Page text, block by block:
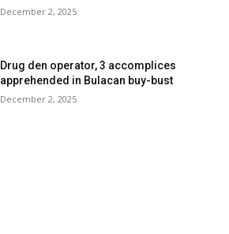
December 2, 2025
Drug den operator, 3 accomplices
apprehended in Bulacan buy-bust
December 2, 2025